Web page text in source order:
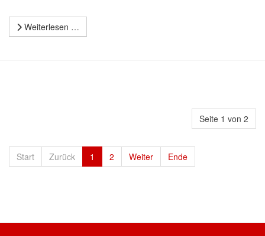
Weiterlesen …
Seite 1 von 2
Start Zurück 1 2 Weiter Ende